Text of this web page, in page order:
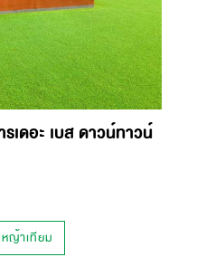
เดอะ เบส ดาวน์ทาวน์
ญ้าเทียม